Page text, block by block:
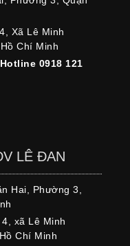
Xã Lê Minh
Chí Minh
Hotline 0918 121
LÊ ĐAN
Hai, Phường 3,
4, xã Lê Minh
Chí Minh